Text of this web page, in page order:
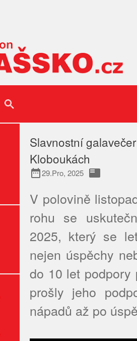
Slavnostní
Kloboukách
date_range29.Pro, 2025 featured_play_list
V polovině
rohu se
2025, který se
nejen úspěchy
do 10 let podpory
prošly jeho
nápadů až po